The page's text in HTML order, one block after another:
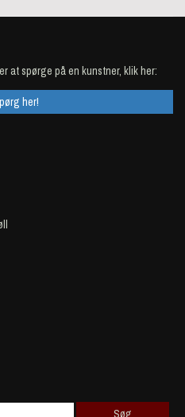
at spørge på en kunstner, klik her:
her!